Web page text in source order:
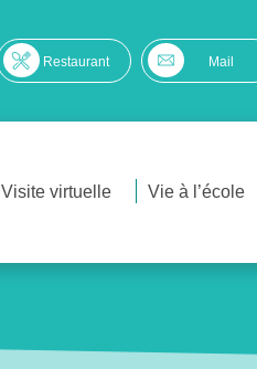
Restaurant Mail
Visite virtuelle Vie à l’école